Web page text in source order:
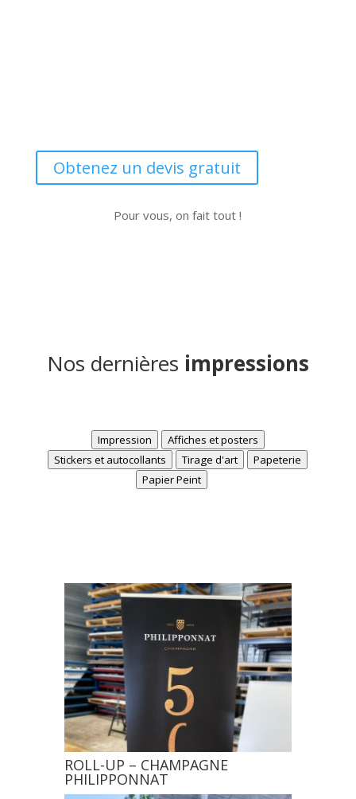
Obtenez un devis gratuit
Pour vous, on fait tout !
Nos dernières impressions
Impression
Affiches et posters
Stickers et autocollants
Tirage d'art
Papeterie
Papier Peint
ROLL-UP – CHAMPAGNE
PHILIPPONNAT